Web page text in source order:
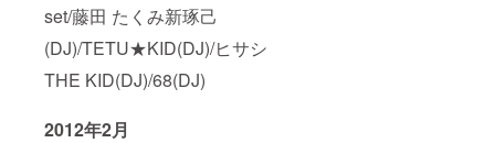
set/藤田 たくみ新琢己
(DJ)/TETU★KID(DJ)/ヒサシ
THE KID(DJ)/68(DJ)
2012年2月